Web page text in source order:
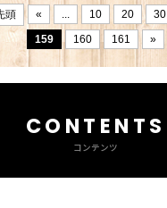
頭 « 10 20 30
159
160 161 »
CONTENTS
コンテンツ